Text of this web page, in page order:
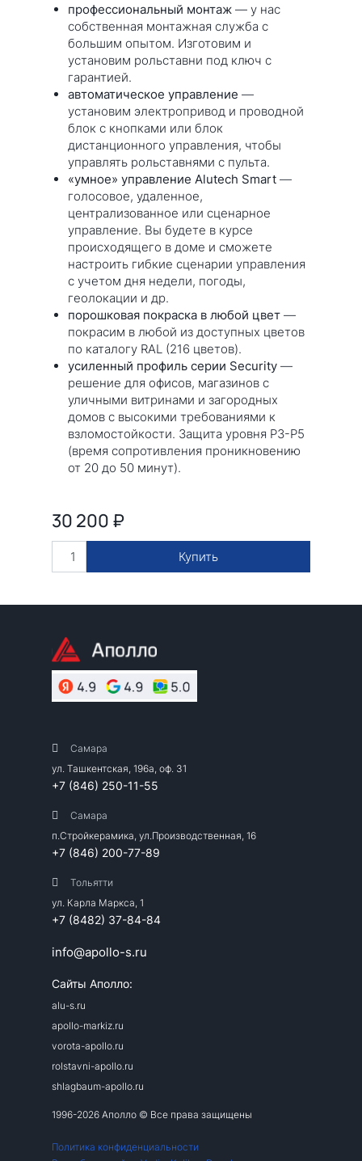
профессиональный монтаж — у нас
собственная монтажная служба с
большим опытом. Изготовим и
установим рольставни под ключ с
гарантией.
автоматическое управление —
установим электропривод и проводной
блок с кнопками или блок
дистанционного управления, чтобы
управлять рольставнями с пульта.
«умное» управление Alutech Smart —
голосовое, удаленное,
централизованное или сценарное
управление. Вы будете в курсе
происходящего в доме и сможете
настроить гибкие сценарии управления
с учетом дня недели, погоды,
геолокации и др.
порошковая покраска в любой цвет —
покрасим в любой из доступных цветов
по каталогу RAL (216 цветов).
усиленный профиль серии Security —
решение для офисов, магазинов с
уличными витринами и загородных
домов с высокими требованиями к
взломостойкости. Защита уровня Р3-Р5
(время сопротивления проникновению
от 20 до 50 минут).
30 200 ₽
Купить
Самара
ул. Ташкентская, 196а, оф. 31
+7 (846) 250-11-55
Самара
п.Стройкерамика, ул.Производственная, 16
+7 (846) 200-77-89
Тольятти
ул. Карла Маркса, 1
+7 (8482) 37-84-84
info@apollo-s.ru
Сайты Аполло:
alu-s.ru
apollo-markiz.ru
vorota-apollo.ru
rolstavni-apollo.ru
shlagbaum-apollo.ru
1996-2026 Аполло © Все права защищены
Политика конфиденциальности